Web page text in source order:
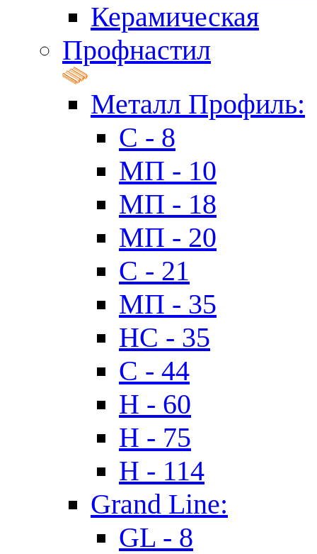
Керамическая
Профнастил
Металл Профиль:
C - 8
МП - 10
МП - 18
МП - 20
C - 21
МП - 35
HC - 35
C - 44
H - 60
H - 75
H - 114
Grand Line:
GL - 8